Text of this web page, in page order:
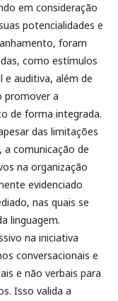
em consideração
potencialidades e
foram
como estímulos
e auditiva, além de
promover a
de forma integrada.
das limitações
comunicação de
na organização
evidenciado
nas quais se
linguagem.
na iniciativa
conversacionais e
e não verbais para
Isso valida a